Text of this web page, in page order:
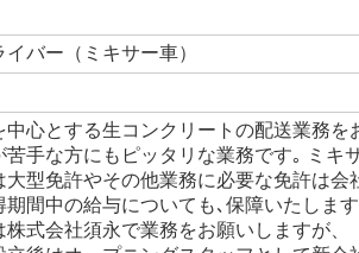
イバー（ミキサー車）
中心とする生コンクリートの配送業務を
苦手な方にもピッタリな業務です｡ ミキ
大型免許やその他業務に必要な免許は
期間中の給与についても､保障いたします
株式会社須永で業務をお願いしますが、